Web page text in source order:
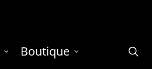
Boutique